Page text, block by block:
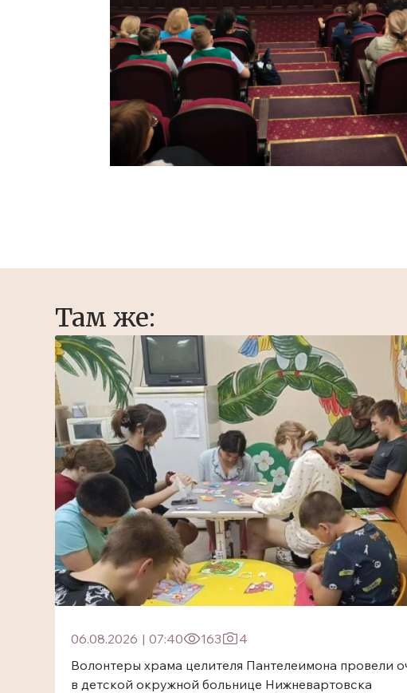
Там же:
06.08.2026 | 07:40 163
4
Волонтеры храма целителя Пантелеимона провели
в детской окружной больнице Нижневартовска